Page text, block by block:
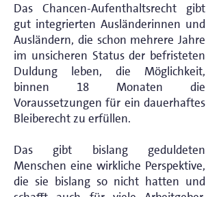
Das Chancen-Aufenthaltsrecht gibt
gut integrierten Ausländerinnen und
Ausländern, die schon mehrere Jahre
im unsicheren Status der befristeten
Duldung leben, die Möglichkeit,
binnen 18 Monaten die
Voraussetzungen für ein dauerhaftes
Bleiberecht zu erfüllen.
Das gibt bislang geduldeten
Menschen eine wirkliche Perspektive,
die sie bislang so nicht hatten und